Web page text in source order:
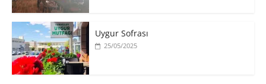
Uygur Sofrası
25/05/2025